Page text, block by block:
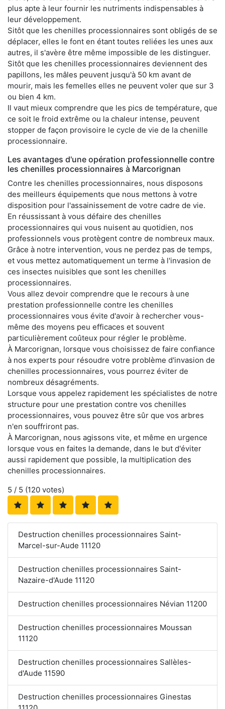
plus apte à leur fournir les nutriments indispensables à
leur développement.
Sitôt que les chenilles processionnaires sont obligés de se
déplacer, elles le font en étant toutes reliées les unes aux
autres, il s'avère être même impossible de les distinguer.
Sitôt que les chenilles processionnaires deviennent des
papillons, les mâles peuvent jusqu'à 50 km avant de
mourir, mais les femelles elles ne peuvent voler que sur 3
ou bien 4 km.
Il vaut mieux comprendre que les pics de température, que
ce soit le froid extrême ou la chaleur intense, peuvent
stopper de façon provisoire le cycle de vie de la chenille
processionnaire.
Les avantages d'une opération professionnelle contre
les chenilles processionnaires à Marcorignan
Contre les chenilles processionnaires, nous disposons
des meilleurs équipements que nous mettons à votre
disposition pour l'assainissement de votre cadre de vie.
En réussissant à vous défaire des chenilles
processionnaires qui vous nuisent au quotidien, nos
professionnels vous protègent contre de nombreux maux.
Grâce à notre intervention, vous ne perdez pas de temps,
et vous mettez automatiquement un terme à l'invasion de
ces insectes nuisibles que sont les chenilles
processionnaires.
Vous allez devoir comprendre que le recours à une
prestation professionnelle contre les chenilles
processionnaires vous évite d'avoir à rechercher vous-
même des moyens peu efficaces et souvent
particulièrement coûteux pour régler le problème.
À Marcorignan, lorsque vous choisissez de faire confiance
à nos experts pour résoudre votre problème d'invasion de
chenilles processionnaires, vous pourrez éviter de
nombreux désagréments.
Lorsque vous appelez rapidement les spécialistes de notre
structure pour une prestation contre vos chenilles
processionnaires, vous pouvez être sûr que vos arbres
n'en souffriront pas.
À Marcorignan, nous agissons vite, et même en urgence
lorsque vous en faites la demande, dans le but d'éviter
aussi rapidement que possible, la multiplication des
chenilles processionnaires.
5 / 5 (120 votes)
Destruction chenilles processionnaires Saint-
Marcel-sur-Aude 11120
Destruction chenilles processionnaires Saint-
Nazaire-d'Aude 11120
Destruction chenilles processionnaires Névian 11200
Destruction chenilles processionnaires Moussan
11120
Destruction chenilles processionnaires Sallèles-
d'Aude 11590
Destruction chenilles processionnaires Ginestas